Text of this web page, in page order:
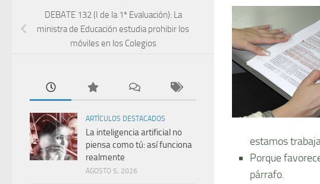
estamos
Porque
párrafo.
DEBATE 132 (I de la 1ª Evaluación): La
ministra de Educación estudia prohibir los
móviles en los Colegios
ARTÍCULOS DESTACADOS
La inteligencia artificial no
piensa como tú: así funciona
realmente
AGOSTO 5, 2026